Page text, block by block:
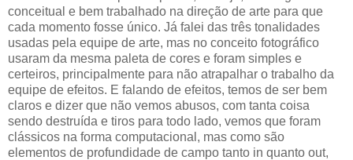
conceitual e bem trabalhado na direção de arte para que
cada momento fosse único. Já falei das três tonalidades
usadas pela equipe de arte, mas no conceito fotográfico
usaram da mesma paleta de cores e foram simples e
certeiros, principalmente para não atrapalhar o trabalho da
equipe de efeitos. E falando de efeitos, temos de ser bem
claros e dizer que não vemos abusos, com tanta coisa
sendo destruída e tiros para todo lado, vemos que foram
clássicos na forma computacional, mas como são
elementos de profundidade de campo tanto in quanto out,